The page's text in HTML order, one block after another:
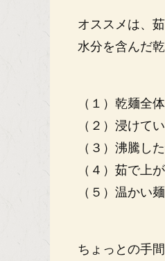
オススメは、
水分を含んだ
（１）乾麺全
（２）浸けて
（３）沸騰し
（４）茹で上
（５）温かい
ちょっとの手